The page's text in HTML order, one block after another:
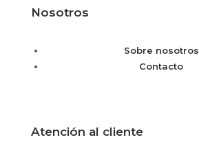
Nosotros
Sobre nosotros
Contacto
Atención al cliente